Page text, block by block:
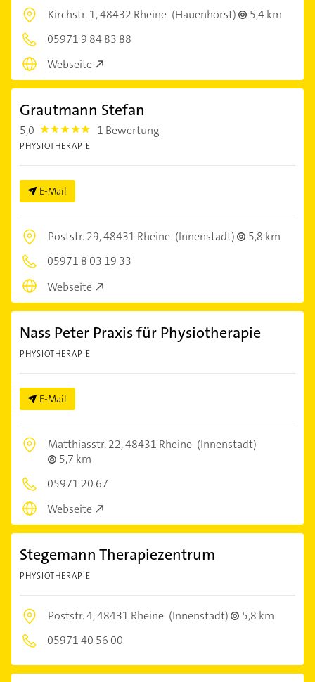
Kirchstr. 1,48432 Rheine (Hauenhorst)
5,4 km
05971 9 84 83 88
Webseite
Grautmann Stefan
5,0 5.0 1 Bewertung
PHYSIOTHERAPIE
E-Mail
Poststr. 29,48431 Rheine (Innenstadt)
5,8 km
05971 8 03 19 33
Webseite
Nass Peter Praxis für Physiotherapie
PHYSIOTHERAPIE
E-Mail
Matthiasstr. 22,48431 Rheine (Innenstadt)
5,7 km
05971 20 67
Webseite
Stegemann Therapiezentrum
PHYSIOTHERAPIE
Poststr. 4,48431 Rheine (Innenstadt)
5,8 km
05971 40 56 00